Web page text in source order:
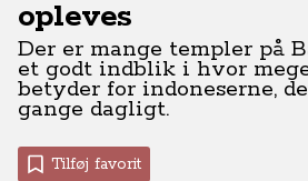
opleves
Der er mange templer på
et godt indblik i hvor
betyder for indoneserne,
gange dagligt.
Tilføj favorit